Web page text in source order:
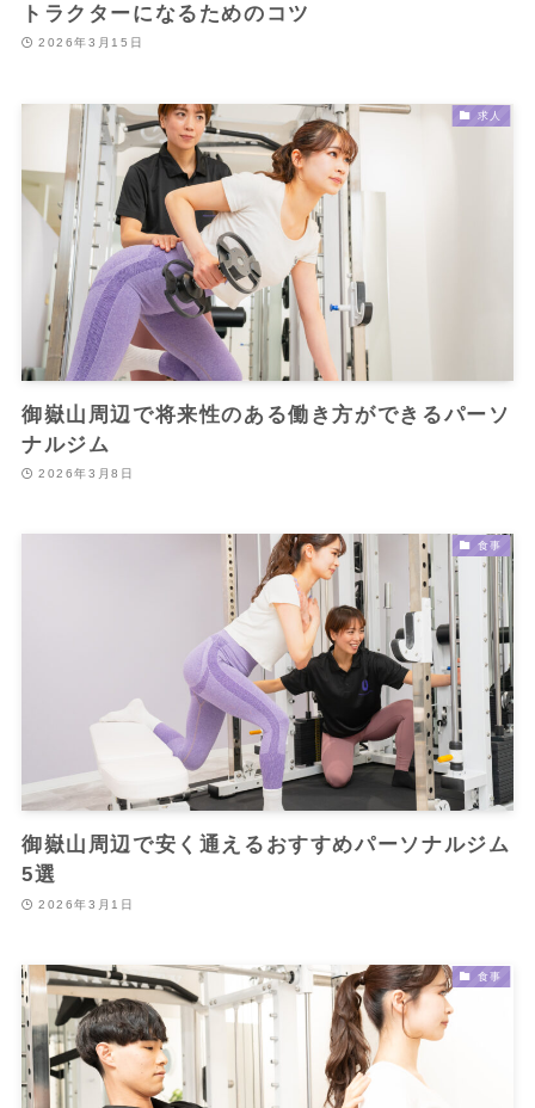
トラクターになるためのコツ
2026年3月15日
求人
御嶽山周辺で将来性のある働き方ができるパーソ
ナルジム
2026年3月8日
食事
御嶽山周辺で安く通えるおすすめパーソナルジム
5選
2026年3月1日
食事